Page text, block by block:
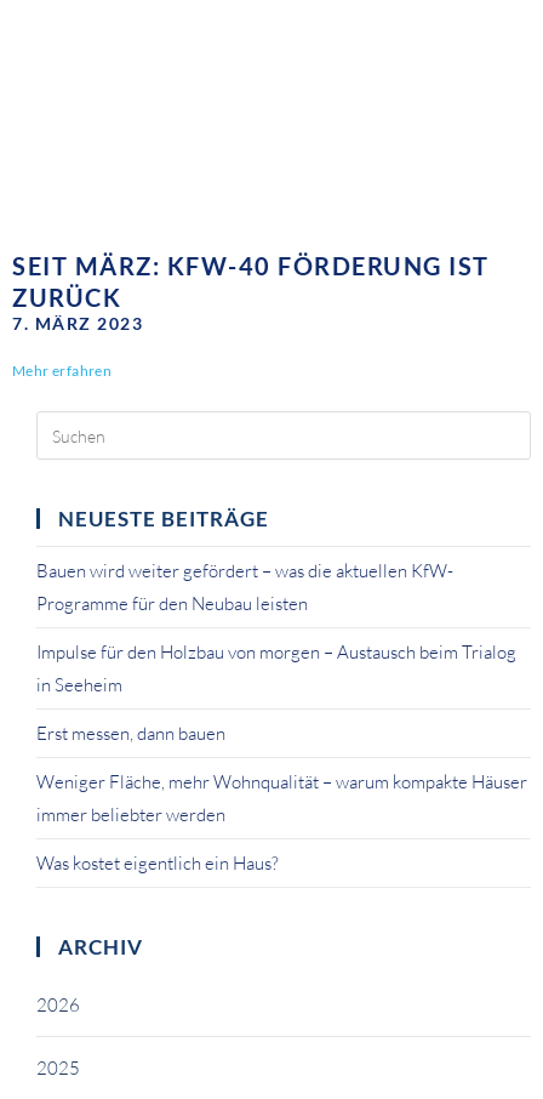
SEIT MÄRZ: KFW-40 FÖRDERUNG IST
ZURÜCK
7. MÄRZ 2023
Mehr erfahren
NEUESTE BEITRÄGE
Bauen wird weiter gefördert – was die aktuellen KfW-
Programme für den Neubau leisten
Impulse für den Holzbau von morgen – Austausch beim Trialog
in Seeheim
Erst messen, dann bauen
Weniger Fläche, mehr Wohnqualität – warum kompakte Häuser
immer beliebter werden
Was kostet eigentlich ein Haus?
ARCHIV
2026
2025